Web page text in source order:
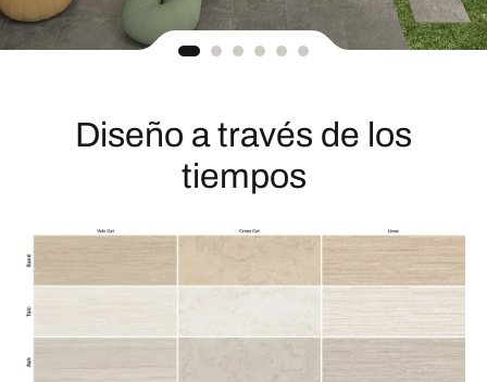
Diseño a través de los
tiempos